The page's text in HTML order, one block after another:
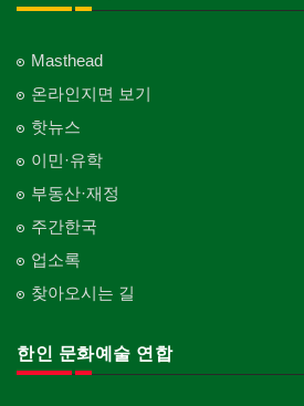
Masthead
온라인지면 보기
핫뉴스
이민·유학
부동산·재정
주간한국
업소록
찾아오시는 길
한인 문화예술 연합